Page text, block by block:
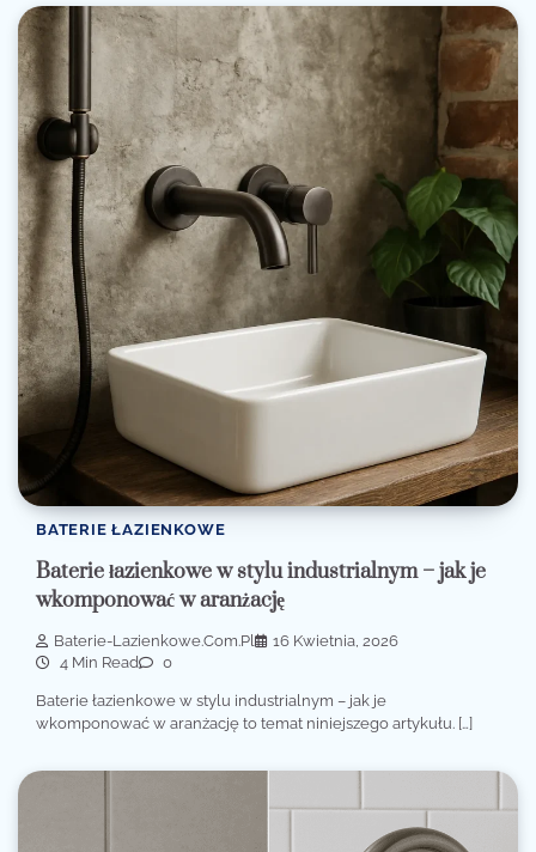
BATERIE ŁAZIENKOWE
Baterie łazienkowe w stylu industrialnym – jak je
wkomponować w aranżację
Baterie-Lazienkowe.com.pl
16 Kwietnia, 2026
4 Min Read
0
Baterie łazienkowe w stylu industrialnym – jak je
wkomponować w aranżację to temat niniejszego artykułu. […]